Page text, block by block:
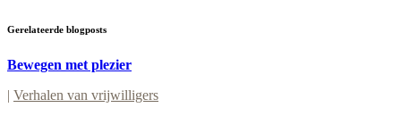
Gerelateerde blogposts
Bewegen met plezier
| Verhalen van vrijwilligers